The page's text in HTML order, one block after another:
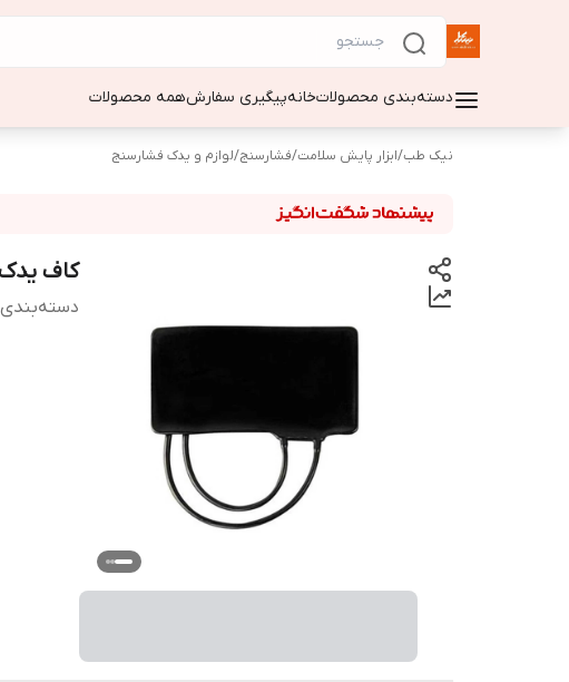
دسته‌بندی محصولاتخانهپیگیری سفارشهمه محصولات
نیک طب/ابزار پایش سلامت/فشارسنج/لوازم و یدک فشارسنج
کاف
دسته‌بندی